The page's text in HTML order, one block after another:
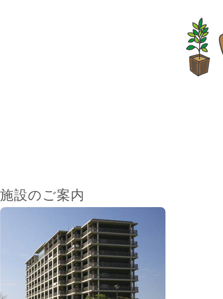
施設のご案内